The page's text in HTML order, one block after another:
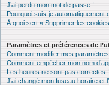
J’ai perdu mon mot de passe !
Pourquoi suis-je automatiquement
À quoi sert « Supprimer les
Paramètres et préférences de
Comment modifier mes
Comment empêcher mon nom
Les heures ne sont pas correctes !
J’ai changé mon fuseau horaire et